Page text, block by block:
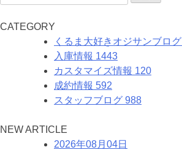
索:
CATEGORY
くるま大好きオジサンブログ
入庫情報 1443
カスタマイズ情報 120
成約情報 592
スタッフブログ 988
N EWARTICLE
2026年08月04日